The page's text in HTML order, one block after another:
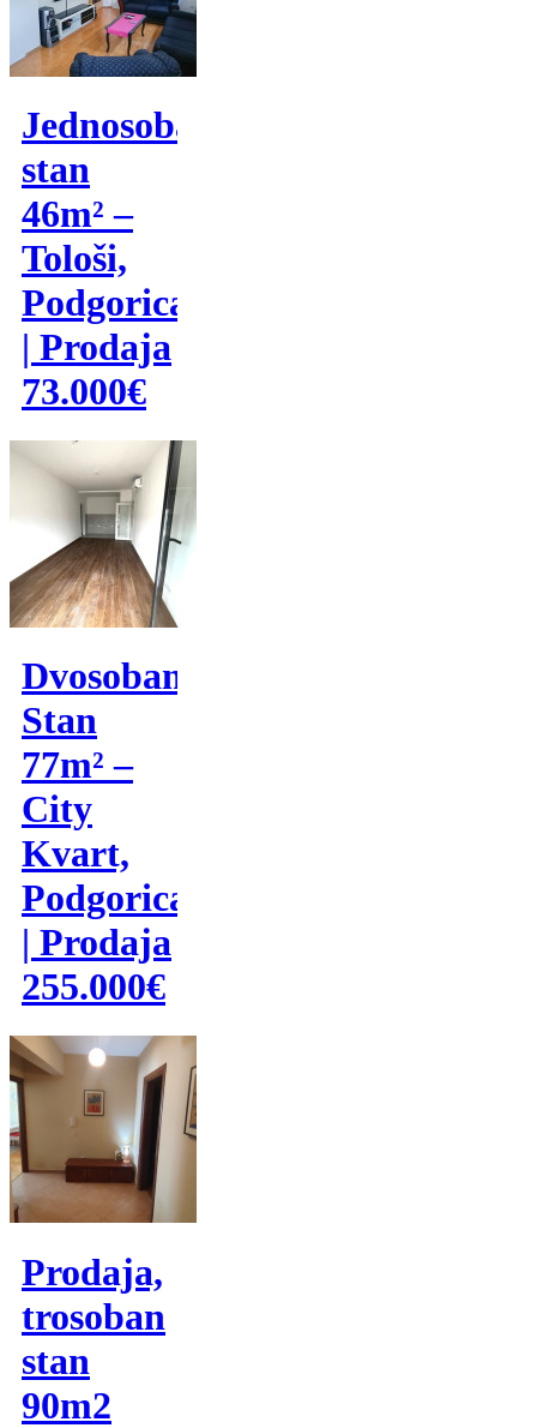
Jednosoban
stan
46m² –
Tološi,
Podgorica
| Prodaja
73.000€
Dvosoban
Stan
77m² –
City
Kvart,
Podgorica
| Prodaja
255.000€
Prodaja,
trosoban
stan
90m2